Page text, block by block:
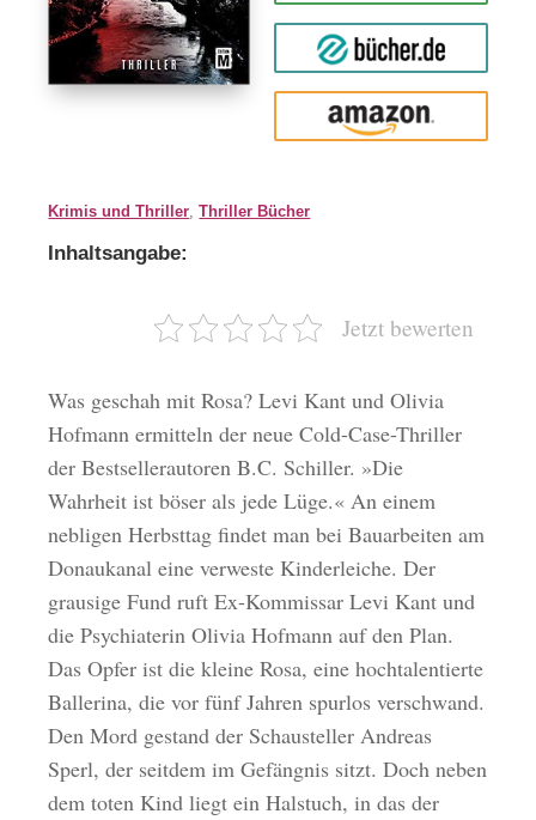
buecher.de
Amazon
Krimis und Thriller,Thriller Bücher
Inhaltsangabe:
Jetzt bewerten
Was geschah mit Rosa? Levi Kant und Olivia
Hofmann ermitteln der neue Cold-Case-Thriller
der Bestsellerautoren B.C. Schiller. »Die
Wahrheit ist böser als jede Lüge.« An einem
nebligen Herbsttag findet man bei Bauarbeiten am
Donaukanal eine verweste Kinderleiche. Der
grausige Fund ruft Ex-Kommissar Levi Kant und
die Psychiaterin Olivia Hofmann auf den Plan.
Das Opfer ist die kleine Rosa, eine hochtalentierte
Ballerina, die vor fünf Jahren spurlos verschwand.
Den Mord gestand der Schausteller Andreas
Sperl, der seitdem im Gefängnis sitzt. Doch neben
dem toten Kind liegt ein Halstuch, in das der